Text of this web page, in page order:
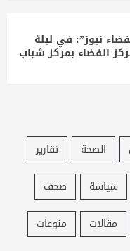
نيوز”: في ليلة
الفضاء بمركز شباب
الصحة
تقارير
سياسة
صحف
مقالات
منوعات